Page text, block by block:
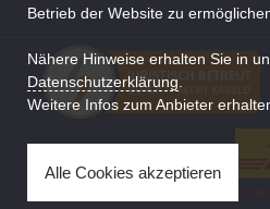
Für Anfragen und
uns:
Betrieb der Website zu
Nähere Hinweise erhalten Sie in
Datenschutzerklärung.
Weitere Infos zum Anbieter
Alle Cookies akzeptieren